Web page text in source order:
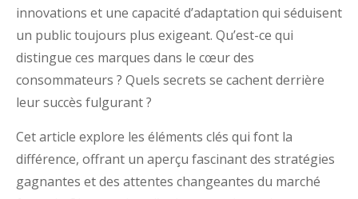
innovations et une capacité d’adaptation qui séduisent
un public toujours plus exigeant. Qu’est-ce qui
distingue ces marques dans le cœur des
consommateurs ? Quels secrets se cachent derrière
leur succès fulgurant ?
Cet article explore les éléments clés qui font la
différence, offrant un aperçu fascinant des stratégies
gagnantes et des attentes changeantes du marché